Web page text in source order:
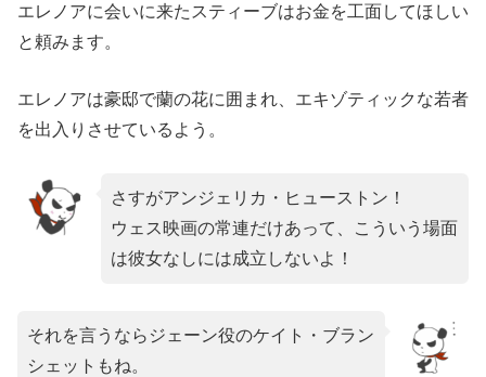
エレノアに会いに来たスティーブはお金を工面してほしい
と頼みます。
エレノアは豪邸で蘭の花に囲まれ、エキゾティックな若者
を出入りさせているよう。
さすがアンジェリカ・ヒューストン！
ウェス映画の常連だけあって、こういう場面
は彼女なしには成立しないよ！
それを言うならジェーン役のケイト・ブラン
シェットもね。